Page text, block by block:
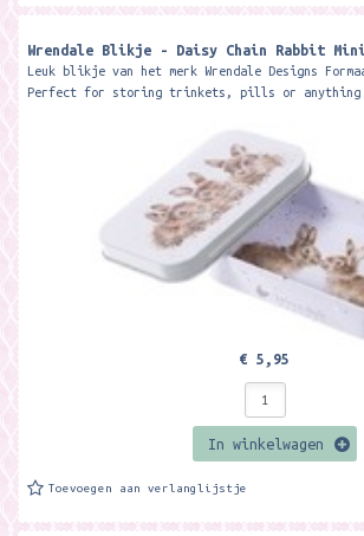
Wrendale Blikje - Daisy Chain Rabbit
Leuk blikje van het merk Wrendale Designs
Perfect for storing trinkets, pills or
€ 5,95
In winkelwagen
Toevoegen aan verlanglijstje